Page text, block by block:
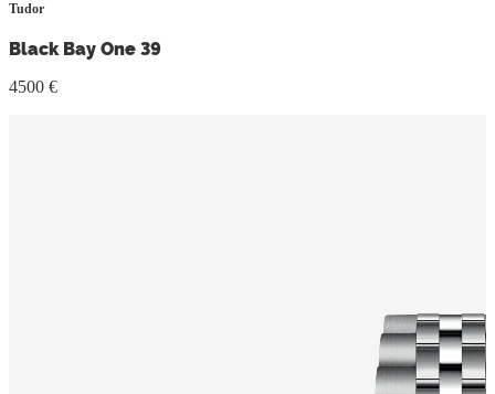
Tudor
Black Bay One 39
4500 €